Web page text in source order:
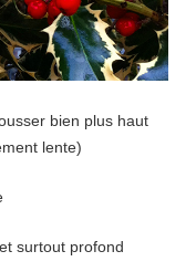
bien plus haut
lente)
surtout profond